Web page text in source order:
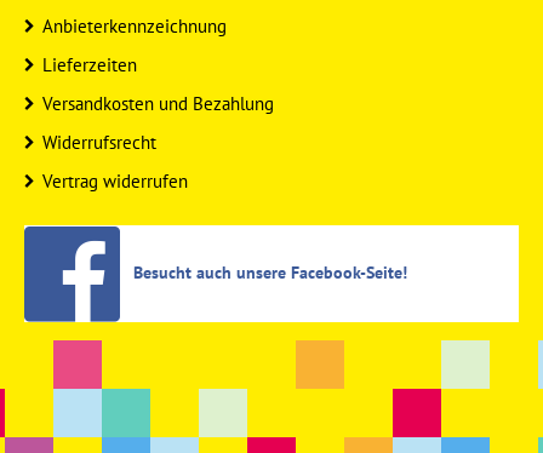
Anbieterkennzeichnung
Lieferzeiten
Versandkosten und Bezahlung
Widerrufsrecht
Vertrag widerrufen
Besucht auch unsere Facebook-Seite!